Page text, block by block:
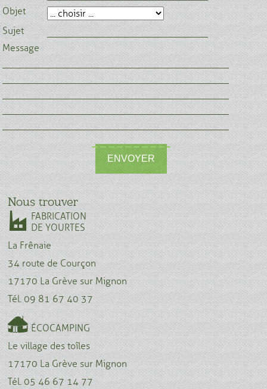
Objet
Sujet
Message
ENVOYER
Nous trouver
FABRICATION
DE YOURTES
La Frênaie
34 route de Courçon
17170 La Grève sur Mignon
Tél. 09 81 67 40 37
ÉCOCAMPING
Le village des toîles
17170 La Grève sur Mignon
Tél. 05 46 67 14 77